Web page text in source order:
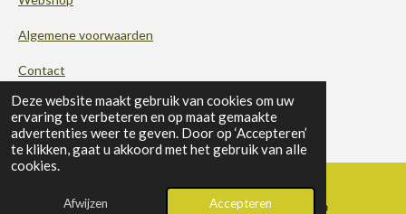
Deze website maakt gebruik van cookies om uw
ervaring te verbeteren en op maat gemaakte
advertenties weer te geven. Door op ‘Accepteren’
te klikken, gaat u akkoord met het gebruik van alle
cookies.
Afwijzen Accepteren
b
o
k
a
g
a
m
e
d
n
s
A
p
Algemene voorwaarden
Contact
© 2024 | B-SPORT.
Powered byJouwWeb
E-mailadres WhatsApp